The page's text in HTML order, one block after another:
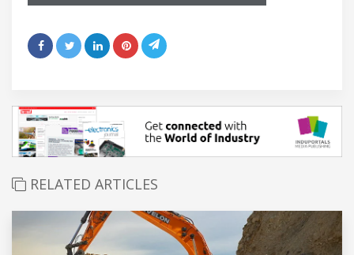
RELATED ARTICLES